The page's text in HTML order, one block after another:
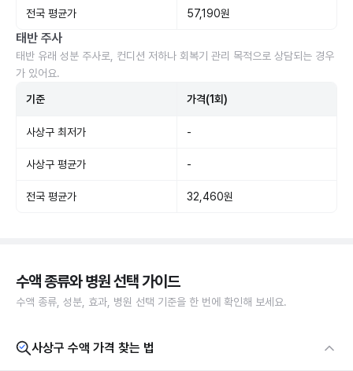
전국 평균가 57,190원
태반 주사
태반 유래 성분 주사로, 컨디션 저하나 회복기 관리 목적으로 상담되는 경우
가 있어요.
기준 가격(1회)
사상구 최저가 -
사상구 평균가 -
전국 평균가 32,460원
수액 종류와 병원 선택 가이드
수액 종류, 성분, 효과, 병원 선택 기준을 한 번에 확인해 보세요.
사상구 수액 가격 찾는 법